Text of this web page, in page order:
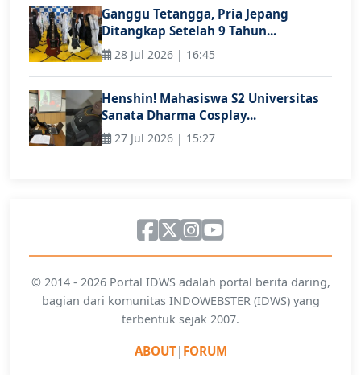
Ganggu Tetangga, Pria Jepang
Ditangkap Setelah 9 Tahun...
28 Jul 2026 | 16:45
Henshin! Mahasiswa S2 Universitas
Sanata Dharma Cosplay...
27 Jul 2026 | 15:27
© 2014 - 2026 Portal IDWS adalah portal berita daring,
bagian dari komunitas INDOWEBSTER (IDWS) yang
terbentuk sejak 2007.
ABOUT| FORUM